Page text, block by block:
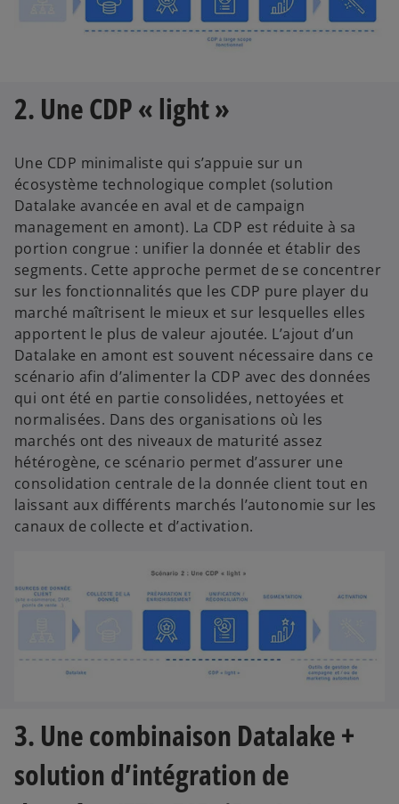
2. Une CDP « light »
Une CDP minimaliste qui s’appuie sur un
écosystème technologique complet (solution
Datalake avancée en aval et de campaign
management en amont). La CDP est réduite à sa
portion congrue : unifier la donnée et établir des
segments. Cette approche permet de se concentrer
sur les fonctionnalités que les CDP pure player du
marché maîtrisent le mieux et sur lesquelles elles
apportent le plus de valeur ajoutée. L’ajout d’un
Datalake en amont est souvent nécessaire dans ce
scénario afin d’alimenter la CDP avec des données
qui ont été en partie consolidées, nettoyées et
normalisées. Dans des organisations où les
marchés ont des niveaux de maturité assez
hétérogène, ce scénario permet d’assurer une
consolidation centrale de la donnée client tout en
laissant aux différents marchés l’autonomie sur les
canaux de collecte et d’activation.
3. Une combinaison Datalake +
solution d’intégration de